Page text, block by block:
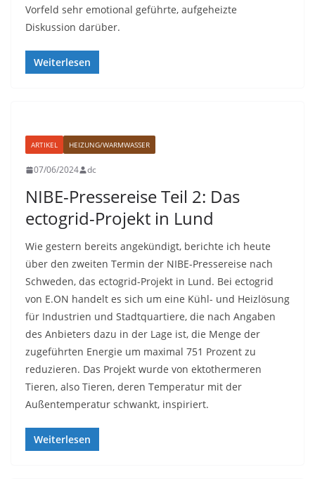
Vorfeld sehr emotional geführte, aufgeheizte
Diskussion darüber.
Weiterlesen
ARTIKEL HEIZUNG/WARMWASSER
07/06/2024 dc
NIBE-Pressereise Teil 2: Das
ectogrid-Projekt in Lund
Wie gestern bereits angekündigt, berichte ich heute
über den zweiten Termin der NIBE-Pressereise nach
Schweden, das ectogrid-Projekt in Lund. Bei ectogrid
von E.ON handelt es sich um eine Kühl- und Heizlösung
für Industrien und Stadtquartiere, die nach Angaben
des Anbieters dazu in der Lage ist, die Menge der
zugeführten Energie um maximal 751 Prozent zu
reduzieren. Das Projekt wurde von ektothermeren
Tieren, also Tieren, deren Temperatur mit der
Außentemperatur schwankt, inspiriert.
Weiterlesen